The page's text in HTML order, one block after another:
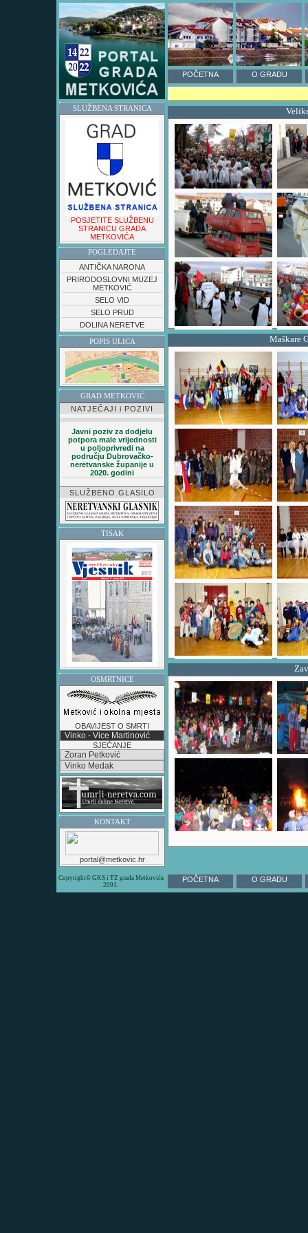
POČETNA O GRADU
SLUŽBENA STRANICA
POSJETITE SLUŽBENU
STRANICU GRADA
METKOVIĆA
POGLEDAJTE
ANTIČKA NARONA
PRIRODOSLOVNI MUZEJ
METKOVIĆ
SELO VID
SELO PRUD
DOLINA NERETVE
POPIS ULICA
GRAD METKOVIĆ
NATJEČAJI i POZIVI
Javni poziv za dodjelu
potpora male vrijednosti
u poljoprivredi na
području Dubrovačko-
neretvanske županije u
2020. godini
SLUŽBENO GLASILO
TISAK
OSMRTNICE
OBAVIJEST O SMRTI
Vinko - Vice Martinović
SJEĆANJE
Zoran Petković
Vinko Medak
KONTAKT
portal@metkovic.hr
Maškare
Copyright© GKS i TZ grada Metkovića
2001.
POČETNA O GRADU